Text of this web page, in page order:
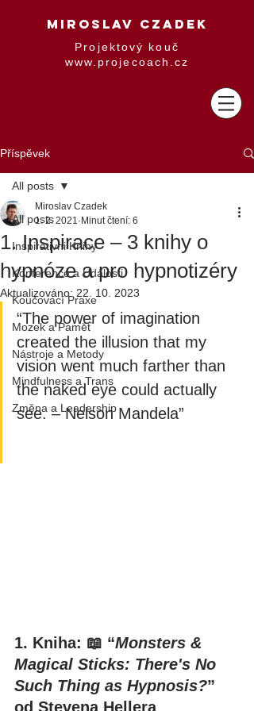
MIROSLAV CZADEK
Projektový kouč
www.projecoach.cz
Příspěvek
All posts
Inspirativni Knihy
Konference a Události
Koučovací Praxe
Mozek a Paměť
Nástroje a Metody
Mindfulness a Trans
Změna a Leadership
All posts
1. Inspirace – 3 knihy o
hypnóze a pro hypnotizéry
Miroslav Czadek
1. 2. 2021 Minut čtení: 6
Aktualizováno: 22. 10. 2023
“The power of imagination
created the illusion that my
vision went much farther than
the naked eye could actually
see. – Nelson Mandela”
1. Kniha: 📖 “Monsters &
Magical Sticks: There's No
Such Thing as Hypnosis?”
od Stevena Hellera